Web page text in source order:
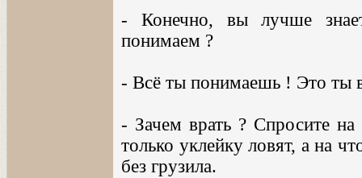
- Конечно, вы лучше
понимаем ?
- Всё ты понимаешь ! Это ты
- Зачем врать ? Спросите на
только уклейку ловят, а на
без грузила.